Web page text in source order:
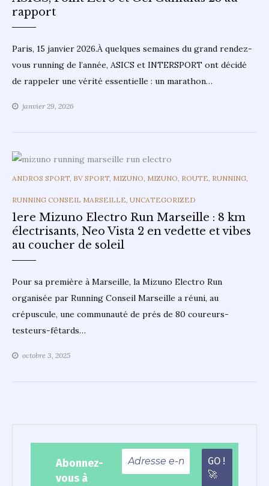
rapport
Paris, 15 janvier 2026.À quelques semaines du grand rendez-
vous running de l’année, ASICS et INTERSPORT ont décidé
de rappeler une vérité essentielle : un marathon…
janvier 29, 2026
CATEGORIES
ANDROS SPORT BV SPORT MIZUNO MIZUNO ROUTE RUNNING
RUNNING CONSEIL MARSEILLE UNCATEGORIZED
1ere Mizuno Electro Run Marseille : 8 km
électrisants, Neo Vista 2 en vedette et vibes
au coucher de soleil
Pour sa première à Marseille, la Mizuno Electro Run
organisée par Running Conseil Marseille a réuni, au
crépuscule, une communauté de prés de 80 coureurs-
testeurs-fêtards…
octobre 3, 2025
Abonnez-
vous à